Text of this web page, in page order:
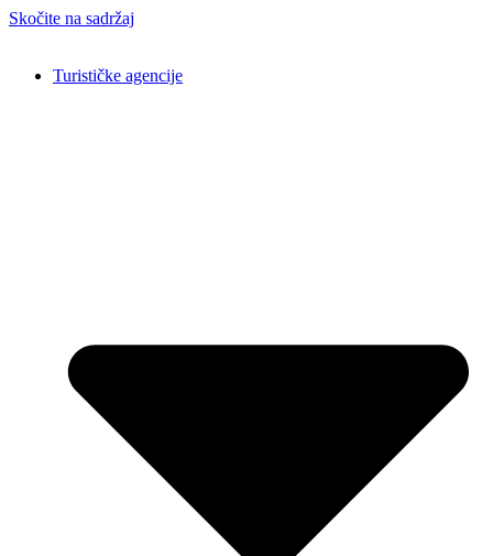
Skočite na sadržaj
Turističke agencije